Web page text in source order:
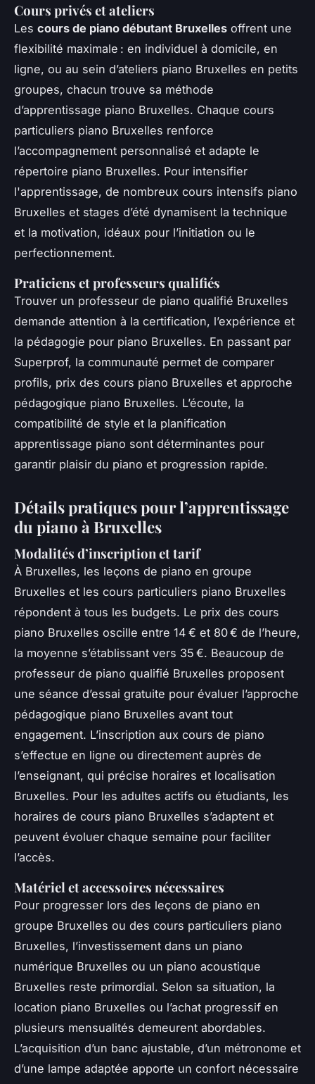
Cours privés et ateliers
Les cours de piano débutant Bruxelles offrent une
flexibilité maximale : en individuel à domicile, en
ligne, ou au sein d’ateliers piano Bruxelles en petits
groupes, chacun trouve sa méthode
d’apprentissage piano Bruxelles. Chaque cours
particuliers piano Bruxelles renforce
l’accompagnement personnalisé et adapte le
répertoire piano Bruxelles. Pour intensifier
l'apprentissage, de nombreux cours intensifs piano
Bruxelles et stages d’été dynamisent la technique
et la motivation, idéaux pour l’initiation ou le
perfectionnement.
Praticiens et professeurs qualifiés
Trouver un professeur de piano qualifié Bruxelles
demande attention à la certification, l’expérience et
la pédagogie pour piano Bruxelles. En passant par
Superprof, la communauté permet de comparer
profils, prix des cours piano Bruxelles et approche
pédagogique piano Bruxelles. L’écoute, la
compatibilité de style et la planification
apprentissage piano sont déterminantes pour
garantir plaisir du piano et progression rapide.
Détails pratiques pour l’apprentissage
du piano à Bruxelles
Modalités d’inscription et tarif
À Bruxelles, les leçons de piano en groupe
Bruxelles et les cours particuliers piano Bruxelles
répondent à tous les budgets. Le prix des cours
piano Bruxelles oscille entre 14 € et 80 € de l’heure,
la moyenne s’établissant vers 35 €. Beaucoup de
professeur de piano qualifié Bruxelles proposent
une séance d’essai gratuite pour évaluer l’approche
pédagogique piano Bruxelles avant tout
engagement. L’inscription aux cours de piano
s’effectue en ligne ou directement auprès de
l’enseignant, qui précise horaires et localisation
Bruxelles. Pour les adultes actifs ou étudiants, les
horaires de cours piano Bruxelles s’adaptent et
peuvent évoluer chaque semaine pour faciliter
l’accès.
Matériel et accessoires nécessaires
Pour progresser lors des leçons de piano en
groupe Bruxelles ou des cours particuliers piano
Bruxelles, l’investissement dans un piano
numérique Bruxelles ou un piano acoustique
Bruxelles reste primordial. Selon sa situation, la
location piano Bruxelles ou l’achat progressif en
plusieurs mensualités demeurent abordables.
L’acquisition d’un banc ajustable, d’un métronome et
d’une lampe adaptée apporte un confort nécessaire